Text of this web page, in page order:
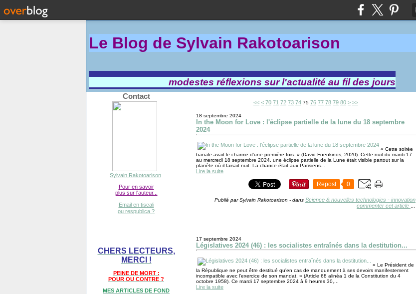
Le Blog de Sylvain Rakotoarison
modestes réflexions sur l'actualité au fil des jours
Contact
Sylvain Rakotoarison
Pour en savoir
plus sur l'auteur...
Email en tiscali
ou respublica ?
CHERS LECTEURS,
MERCI !
PEINE DE MORT :
POUR OU CONTRE ?
MES ARTICLES DE FOND
<< < 10
20
30
40
50
60
70 71 72 73 74 75 76 77 78 79 80 90
100
200
300
400
500
600
700
800
> >>
18 septembre 2024
In the Moon for Love : l'éclipse partielle de la lune du 18 septembre
2024
« Cette soirée
banale avait le charme d'une première fois. » (David Foenkinos, 2020). Cette nuit du mardi 17
au mercredi 18 septembre 2024, une éclipse partielle de la Lune était visible partout sur la
planète où il faisait nuit. La chance était aux Parisiens...
Lire la suite
Repost 0
Publié par Sylvain Rakotoarison - dans Science & nouvelles technologies - innovation
commenter cet article
17 septembre 2024
Législatives 2024 (46) : les socialistes entraînés dans la destitution...
« Le Président de
la République ne peut être destitué qu'en cas de manquement à ses devoirs manifestement
incompatible avec l'exercice de son mandat. » (Article 68 alinéa 1 de la Constitution du 4
octobre 1958). Ce mardi 17 septembre 2024 à 9 heures 30,...
Lire la suite